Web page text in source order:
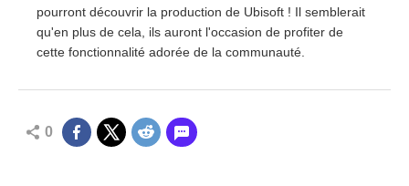
pourront découvrir la production de Ubisoft ! Il semblerait
qu'en plus de cela, ils auront l'occasion de profiter de
cette fonctionnalité adorée de la communauté.
0